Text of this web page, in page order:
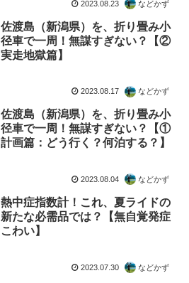
2023.08.23 などかず
佐渡島（新潟県）を、折り畳み小
径車で一周！無謀すぎない？【②
実走地獄篇】
2023.08.17 などかず
佐渡島（新潟県）を、折り畳み小
径車で一周！無謀すぎない？【①
計画篇：どう行く？何泊する？】
2023.08.04 などかず
熱中症指数計！これ、夏ライドの
新たな必需品では？【無自覚発症
こわい】
2023.07.30 などかず